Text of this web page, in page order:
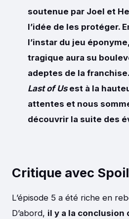
soutenue par Joel et
l’idée de les protéger.
l’instar du jeu
tragique aura su
adeptes de la
Last of Usest à la
attentes et nous
découvrir la suite des
Critique avec
L’épisode 5 a été riche en
D’abord, il y a la conclusion